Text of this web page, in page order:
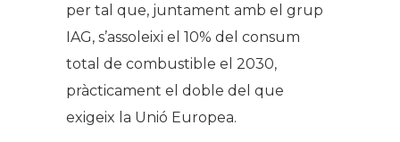
per tal que, juntament amb el grup
IAG, s’assoleixi el 10% del consum
total de combustible el 2030,
pràcticament el doble del que
exigeix la Unió Europea.